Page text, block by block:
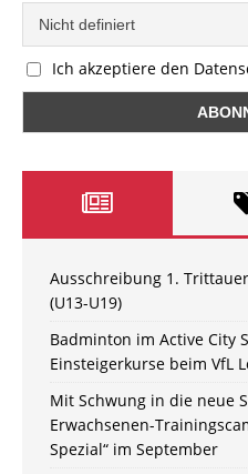
Ich akzeptiere den
Ausschreibung 1.
(U13-U19)
Badminton im Active City
Einsteigerkurse beim VfL
Mit Schwung in die neue
Erwachsenen-
Spezial“ im September